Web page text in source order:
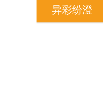
异彩纷澄